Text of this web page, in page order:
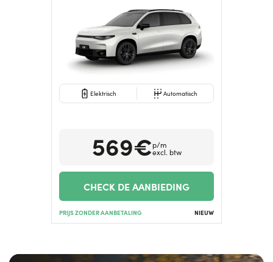
Elektrisch Automatisch
569€p/m
excl. btw
CHECK DE AANBIEDING
PRIJS ZONDER AANBETALING NIEUW